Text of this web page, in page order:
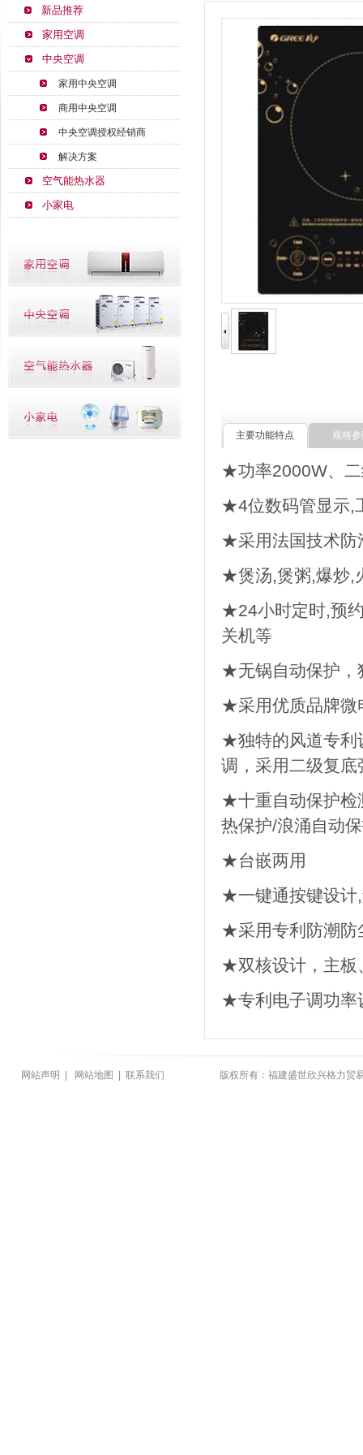
新品推荐
家用空调
中央空调
家用中央空调
商用中央空调
中央空调授权经销商
解决方案
空气能热水器
小家电
主要功能特点 规格参
★功率2000W、二
★4位数码管显示,
★采用法国技术防
★煲汤,煲粥,爆炒,
★24小时定时,预
关机等
★无锅自动保护，
★采用优质品牌微
★独特的风道专利
调，采用二级复
★十重自动保护检
热保护/浪涌自动
★台嵌两用
★一键通按键设计
★采用专利防潮防
★双核设计，主板
★专利电子调功率
网站声明 网站地图 联系我们 版权所有：福建盛世欣兴格力